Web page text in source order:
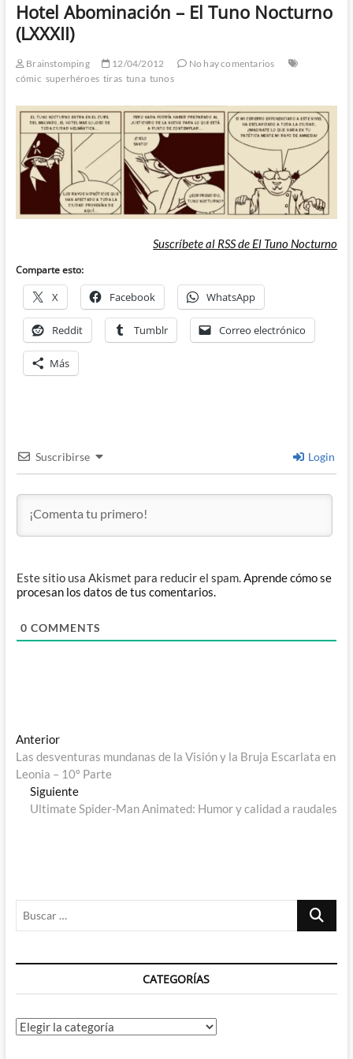
Hotel Abominación – El Tuno Nocturno
(LXXXII)
Brainstomping 12/04/2012
No hay comentarios
cómic superhéroes tiras tuna tunos
Suscríbete al RSS de El Tuno Nocturno
Comparte esto:
X Facebook WhatsApp
Reddit Tumblr Correo electrónico
Más
Suscribirse Login
Este sitio usa Akismet para reducir el spam.Aprende cómo se
procesan los datos de tus comentarios.
0 COMMENTS
Navegación
de
entradas
AnteriorEntrada
anterior:
Las desventuras mundanas de la Visión y la Bruja Escarlata en
Leonia – 10º Parte
SiguienteEntrada
siguiente:
Ultimate Spider-Man Animated: Humor y calidad a raudales
Buscar
CATEGORÍAS
Categorías